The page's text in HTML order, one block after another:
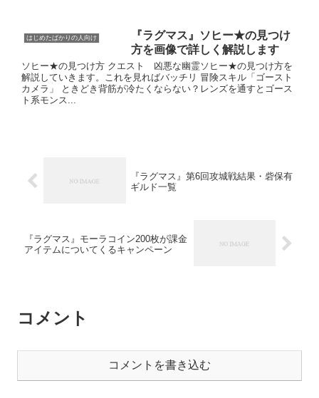
はじめたばかりの人向け
『ラグマス』ソヒー★の見つけ
方を画像で詳しく解説します
ソヒー★の見つけ方 クエスト 凶悪な幽霊ソヒー★の見つけ方を
解説していきます。これを見ればバッチリ 冒険スキル「ゴースト
カメラ」 ときどき背筋が冷たくならない？レンズを通すとゴース
ト系モンス...
『ラグマス』第6回攻城戦結果・砦保有
ギルド一覧
『ラグマス』モーラコイン200枚が課金
アイテムについてくるキャンペーン
コメント
コメントを書き込む